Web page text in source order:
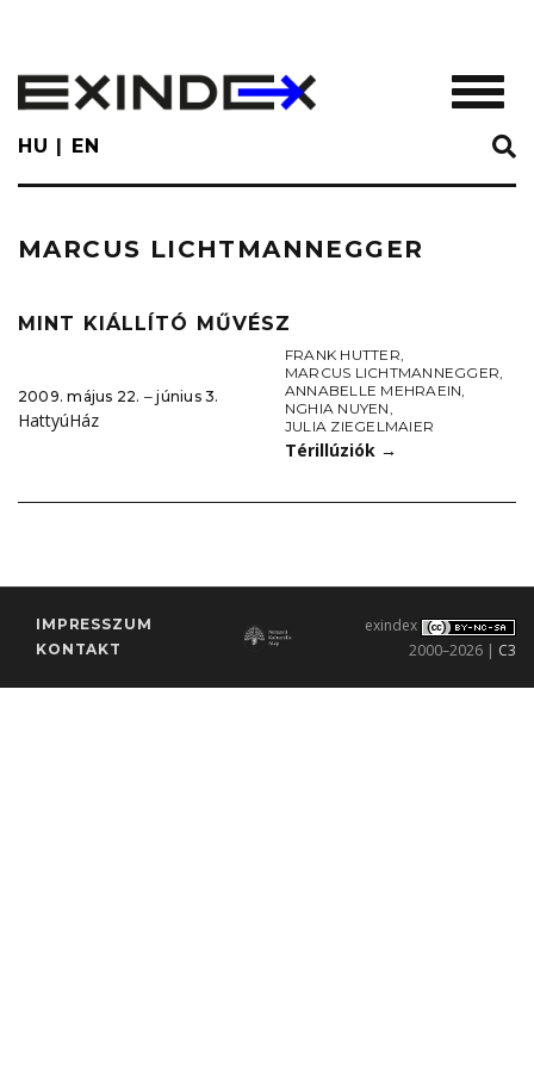
main
content
HU EN
MARCUS LICHTMANNEGGER
MINT KIÁLLÍTÓ MŰVÉSZ
2009. május 22. ‒ június 3.
HattyúHáz
FRANK HUTTER,
MARCUS LICHTMANNEGGER,
ANNABELLE MEHRAEIN,
NGHIA NUYEN,
JULIA ZIEGELMAIER
Térillúziók →
IMPRESSZUM
KONTAKT
exindex
2000–2026 | C3